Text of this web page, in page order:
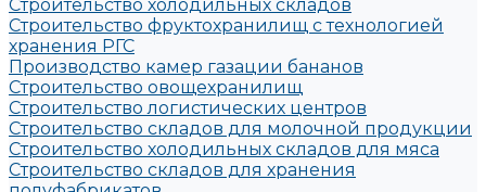
Строительство холодильных складов
Строительство фруктохранилищ с технологией
хранения РГС
Производство камер газации бананов
Строительство овощехранилищ
Строительство логистических центров
Строительство складов для молочной продукции
Строительство холодильных складов для мяса
Строительство складов для хранения